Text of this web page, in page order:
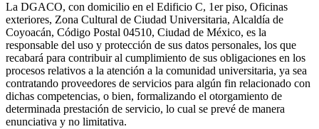
La DGACO, con domicilio en el Edificio C, 1er piso, Oficinas
exteriores, Zona Cultural de Ciudad Universitaria, Alcaldía de
Coyoacán, Código Postal 04510, Ciudad de México, es la
responsable del uso y protección de sus datos personales, los que
recabará para contribuir al cumplimiento de sus obligaciones en los
procesos relativos a la atención a la comunidad universitaria, ya sea
contratando proveedores de servicios para algún fin relacionado con
dichas competencias, o bien, formalizando el otorgamiento de
determinada prestación de servicio, lo cual se prevé de manera
enunciativa y no limitativa.